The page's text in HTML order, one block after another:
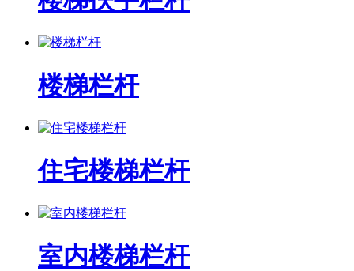
楼梯栏杆
住宅楼梯栏杆
室内楼梯栏杆